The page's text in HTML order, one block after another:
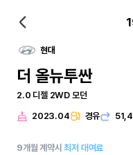
현대
더 올뉴투싼
2.0 디젤 2WD 모던
2023.04 경유
9개월 계약시최저 대여료